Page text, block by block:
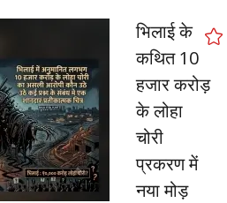
भिलाई के
कथित 10
हजार करोड़
के लोहा
चोरी
प्रकरण में
नया मोड़